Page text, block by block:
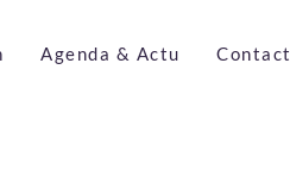
Agenda & Actu Contact